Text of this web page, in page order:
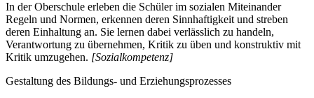
In der Oberschule erleben die Schüler im sozialen Miteinander
Regeln und Normen, erkennen deren Sinnhaftigkeit und streben
deren Einhaltung an. Sie lernen dabei verlässlich zu handeln,
Verantwortung zu übernehmen, Kritik zu üben und konstruktiv mit
Kritik umzugehen. [Sozialkompetenz]
Gestaltung des Bildungs- und Erziehungsprozesses